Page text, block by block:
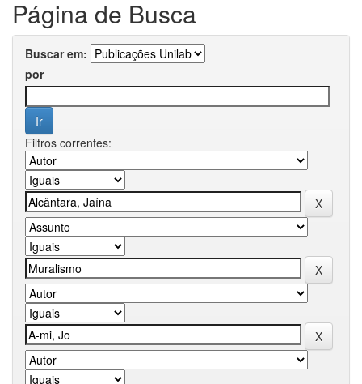
Página de Busca
Buscar em:
por
Filtros correntes: